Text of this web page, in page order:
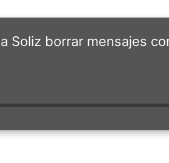
Soliz borrar mensajes